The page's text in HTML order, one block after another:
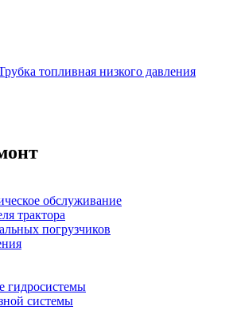
топливная низкого давления
обслуживание
трактора
погрузчиков
гидросистемы
системы